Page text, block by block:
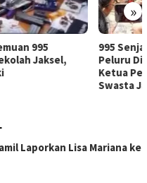
»
Senjata dan Ribuan
Ditemukan di Ruang
Pengurus Sekolah
Laporkan Lisa Mariana ke